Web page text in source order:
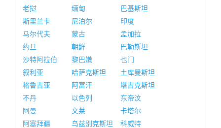
老挝
缅甸
巴基斯坦
斯里兰卡
尼泊尔
印度
马尔代夫
蒙古
孟加拉
约旦
朝鲜
巴勒斯坦
沙特阿拉伯
黎巴嫩
也门
叙利亚
哈萨克斯坦
土库曼斯坦
格鲁吉亚
阿富汗
塔吉克斯坦
不丹
以色列
东帝汶
阿曼
文莱
卡塔尔
阿塞拜疆
乌兹别克斯坦
科威特